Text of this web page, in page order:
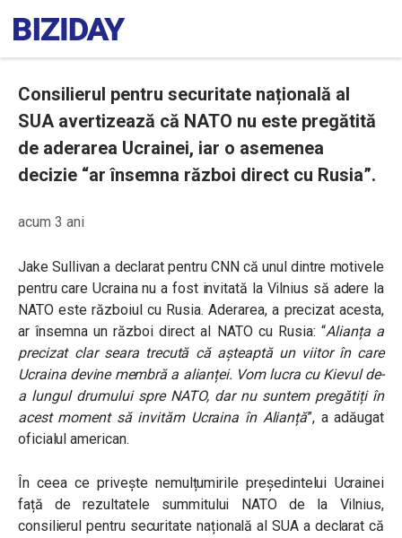
Consilierul pentru securitate națională al
SUA avertizează că NATO nu este pregătită
de aderarea Ucrainei, iar o asemenea
decizie “ar însemna război direct cu Rusia”.
acum 3 ani
Jake Sullivan a declarat pentru CNN că unul dintre motivele
pentru care Ucraina nu a fost invitată la Vilnius să adere la
NATO este războiul cu Rusia. Aderarea, a precizat acesta,
ar însemna un război direct al NATO cu Rusia: “Alianța a
precizat clar seara trecută că așteaptă un viitor în care
Ucraina devine membră a alianței. Vom lucra cu Kievul de-
a lungul drumului spre NATO, dar nu suntem pregătiți în
acest moment să invităm Ucraina în Alianță”, a adăugat
oficialul american.
În ceea ce privește nemulțumirile președintelui Ucrainei
față de rezultatele summitului NATO de la Vilnius,
consilierul pentru securitate națională al SUA a declarat că